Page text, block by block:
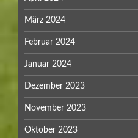
März 2024
Februar 2024
Januar 2024
Dezember 2023
November 2023
Oktober 2023